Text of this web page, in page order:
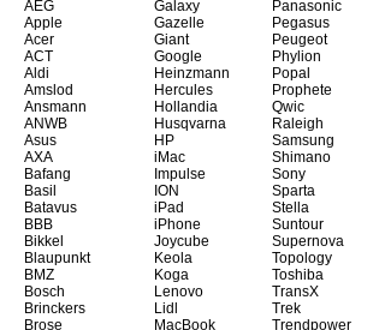
AEG
Apple
Acer
ACT
Aldi
Amslod
Ansmann
ANWB
Asus
AXA
Bafang
Basil
Batavus
BBB
Bikkel
Blaupunkt
BMZ
Bosch
Brinckers
Brose
Galaxy
Gazelle
Giant
Google
Heinzmann
Hercules
Hollandia
Husqvarna
HP
iMac
Impulse
ION
iPad
iPhone
Joycube
Keola
Koga
Lenovo
Lidl
MacBook
Panasonic
Pegasus
Peugeot
Phylion
Popal
Prophete
Qwic
Raleigh
Samsung
Shimano
Sony
Sparta
Stella
Suntour
Supernova
Topology
Toshiba
TransX
Trek
Trendpower